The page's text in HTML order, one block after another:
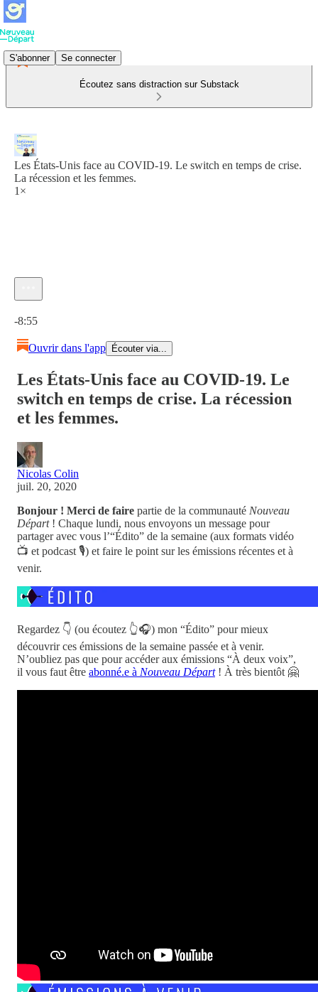
S'abonner Se connecter
Écoutez sans distraction sur Substack
Les États-Unis face au COVID-19. Le switch en temps de crise.
La récession et les femmes.
1×
-8:55
Ouvrir dans l'app Écouter via...
Les États-Unis face au COVID-19. Le
switch en temps de crise. La récession
et les femmes.
Nicolas Colin
juil. 20, 2020
Bonjour ! Merci de faire partie de la communauté Nouveau
Départ! Chaque lundi, nous envoyons un message pour
partager avec vous l’“Édito” de la semaine (aux formats vidéo
📺 et podcast 🎙) et faire le point sur les émissions récentes et à
venir.
Regardez 👇 (ou écoutez 👆🎧) mon “Édito” pour mieux
découvrir ces émissions de la semaine passée et à venir.
N’oubliez pas que pour accéder aux émissions “À deux voix”,
il vous faut être abonné.e à Nouveau Départ ! À très bientôt 🤗